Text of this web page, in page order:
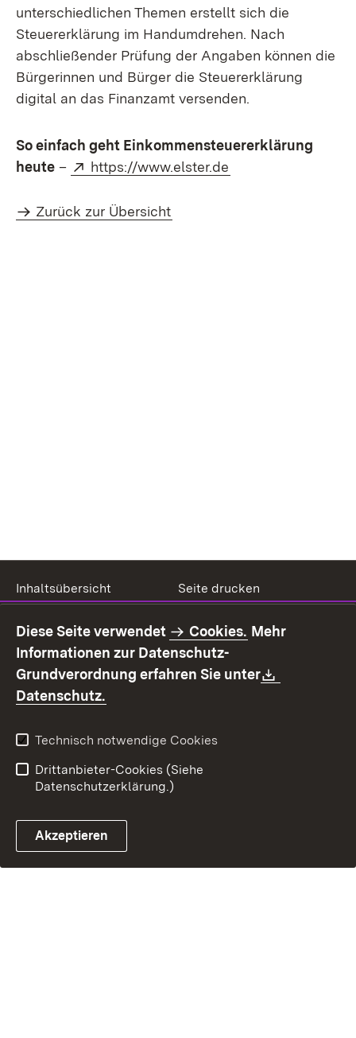
unterschiedlichen Themen erstellt sich die
Steuererklärung im Handumdrehen. Nach
abschließender Prüfung der Angaben können die
Bürgerinnen und Bürger die Steuererklärung
digital an das Finanzamt versenden.
So einfach geht Einkommensteuererklärung
heute – Extern:
https://www.elster.de
Zurück zur Übersicht
Inhaltsübersicht
Seite drucken
Benutzungshinweise
Erklärung zur
Barrierefreiheit
Kontakt
Fehlerhaften Link melden
Diese Seite verwendet Cookies. Mehr
Informationen zur Datenschutz-
Grundverordnung erfahren Sie unter
Datenschutz.
Technisch notwendige Cookies
Drittanbieter-Cookies (Siehe
Datenschutzerklärung.)
Akzeptieren